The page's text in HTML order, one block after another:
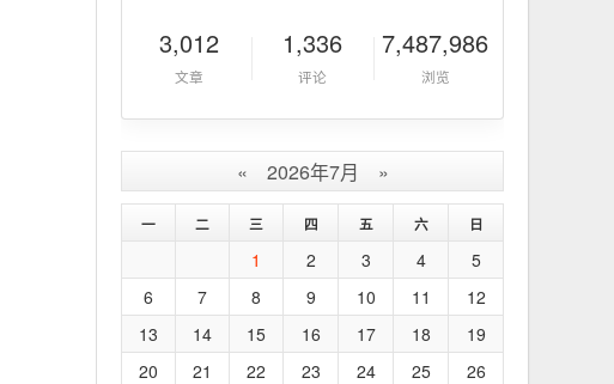
3,012
文章
1,336
评论
7,487,986
浏览
« 2026年7月 »
一 二 三 四 五 六 日
1 2 3 4
5
6
7 8 9 10 11
12
13
14 15 16 17 18
19
20
21 22 23 24 25
26